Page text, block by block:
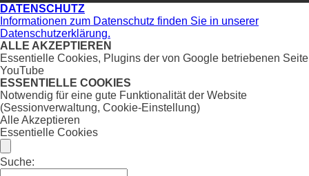
DATENSCHUTZ
Informationen zum Datenschutz finden Sie in unserer
Datenschutzerklärung.
ALLE AKZEPTIEREN
Essentielle Cookies, Plugins der von Google betriebenen Seite
YouTube
ESSENTIELLE COOKIES
Notwendig für eine gute Funktionalität der Website
(Sessionverwaltung, Cookie-Einstellung)
Alle Akzeptieren
Essentielle Cookies
Suche: